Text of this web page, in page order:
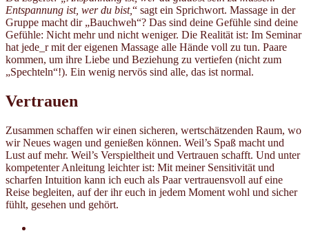
Entspannung ist, wer du bist,“ sagt ein Sprichwort. Massage in der
Gruppe macht dir „Bauchweh“? Das sind deine Gefühle sind deine
Gefühle: Nicht mehr und nicht weniger. Die Realität ist: Im Seminar
hat jede_r mit der eigenen Massage alle Hände voll zu tun. Paare
kommen, um ihre Liebe und Beziehung zu vertiefen (nicht zum
„Spechteln“!). Ein wenig nervös sind alle, das ist normal.
Vertrauen
Zusammen schaffen wir einen sicheren, wertschätzenden Raum, wo
wir Neues wagen und genießen können. Weil’s Spaß macht und
Lust auf mehr. Weil’s Verspieltheit und Vertrauen schafft. Und unter
kompetenter Anleitung leichter ist: Mit meiner Sensitivität und
scharfen Intuition kann ich euch als Paar vertrauensvoll auf eine
Reise begleiten, auf der ihr euch in jedem Moment wohl und sicher
fühlt, gesehen und gehört.